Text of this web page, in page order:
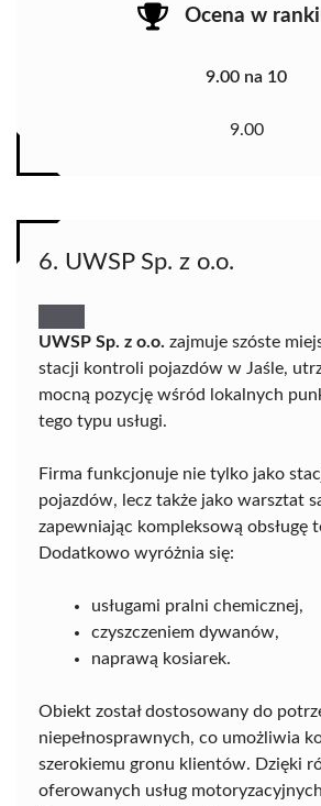
Ocena w
9.00 na 10
9.00
6. UWSP Sp. z o.o.
UWSP Sp. z o.o. zajmuje szóste
stacji kontroli pojazdów w Jaśle,
mocną pozycję wśród lokalnych
tego typu usługi.
Firma funkcjonuje nie tylko jako
pojazdów, lecz także jako warsztat
zapewniając kompleksową obsługę
Dodatkowo wyróżnia się:
usługami pralni chemicznej,
czyszczeniem dywanów,
naprawą kosiarek.
Obiekt został dostosowany do
niepełnosprawnych, co umożliwia
szerokiemu gronu klientów. Dzięki
oferowanych usług